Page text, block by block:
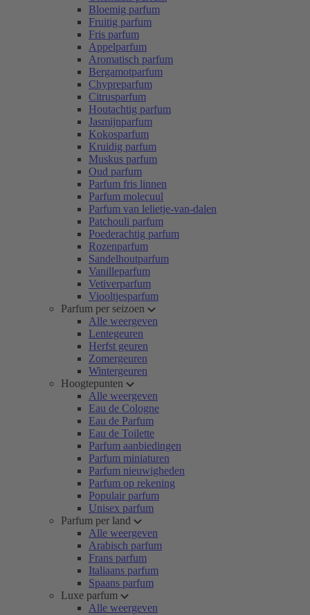
Bloemig parfum
Fruitig parfum
Fris parfum
Appelparfum
Aromatisch parfum
Bergamotparfum
Chypreparfum
Citrusparfum
Houtachtig parfum
Jasmijnparfum
Kokosparfum
Kruidig parfum
Muskus parfum
Oud parfum
Parfum fris linnen
Parfum molecuul
Parfum van lelietje-van-dalen
Patchouli parfum
Poederachtig parfum
Rozenparfum
Sandelhoutparfum
Vanilleparfum
Vetiverparfum
Viooltjesparfum
Parfum per seizoen
Alle weergeven
Lentegeuren
Herfst geuren
Zomergeuren
Wintergeuren
Hoogtepunten
Alle weergeven
Eau de Cologne
Eau de Parfum
Eau de Toilette
Parfum aanbiedingen
Parfum miniaturen
Parfum nieuwigheden
Parfum op rekening
Populair parfum
Unisex parfum
Parfum per land
Alle weergeven
Arabisch parfum
Frans parfum
Italiaans parfum
Spaans parfum
Luxe parfum
Alle weergeven